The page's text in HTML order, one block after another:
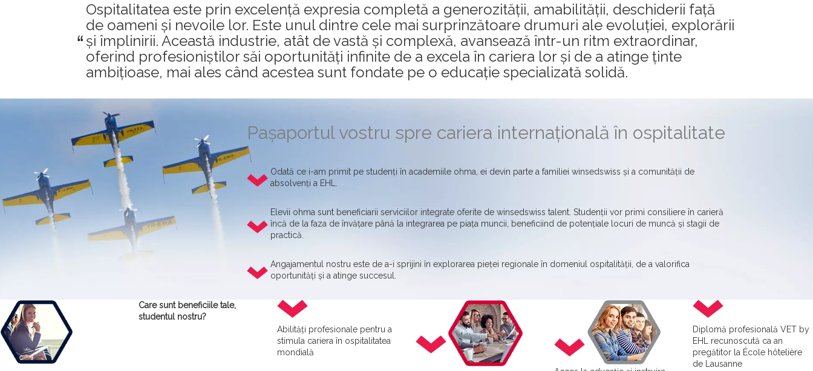
Ospitalitatea este prin excelență expresia completă a generozității, amabilității, deschiderii față
de oameni și nevoile lor. Este unul dintre cele mai surprinzătoare drumuri ale evoluției, explorării
și împlinirii. Această industrie, atât de vastă și complexă, avansează într-un ritm extraordinar,
oferind profesioniștilor săi oportunități infinite de a excela în cariera lor și de a atinge ținte
ambițioase, mai ales când acestea sunt fondate pe o educație specializată solidă.
Pașaportul vostru spre cariera internațională în ospitalitate
Odată ce i-am primit pe studenți în academiile ohma, ei devin parte a familiei winsedswiss și a comunității de
absolvenți a EHL.
Elevii ohma sunt beneficiarii serviciilor integrate oferite de winsedswiss talent. Studenții vor primi consiliere în carieră
încă de la faza de învățare până la integrarea pe piața muncii, beneficiind de potențiale locuri de muncă și stagii de
practică.
Angajamentul nostru este de a-i sprijini în explorarea pieței regionale în domeniul ospitalității, de a valorifica
oportunități și a atinge succesul.
Care sunt beneficiile tale,
studentul nostru?
Abilități profesionale pentru a
stimula cariera în ospitalitatea
mondială
Diplomă profesională VET by
EHL recunoscută ca an
pregătitor la École hôtelière
de Lausanne